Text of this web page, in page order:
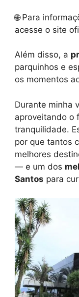
🌐 Para
acesse o site
Além disso, a
parquinhos e
os momentos
Durante minha
aproveitando o
tranquilidade.
por que tantos
melhores
— e um dos
Santos para